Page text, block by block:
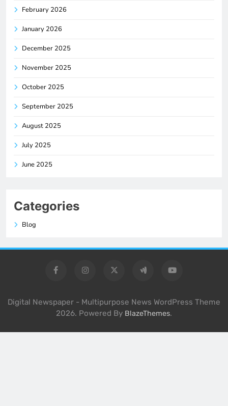
February 2026
January 2026
December 2025
November 2025
October 2025
September 2025
August 2025
July 2025
June 2025
Categories
Blog
Digital Newspaper - Multipurpose News WordPress Theme
2026. Powered By BlazeThemes.